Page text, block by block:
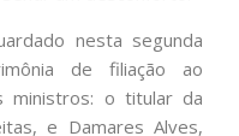
nesta segunda
de filiação ao
ministros: o titular da
e Damares Alves,